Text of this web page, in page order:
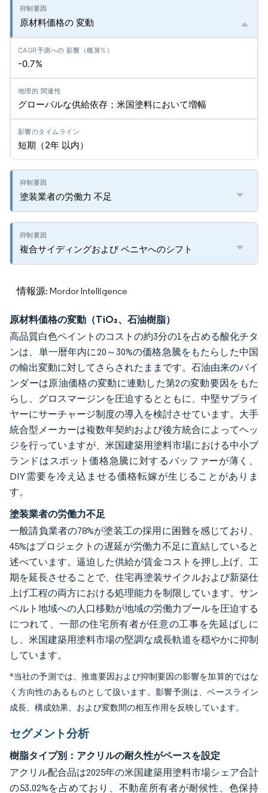
原材料価格の 変動
-0.7%
グローバルな供給依存；米国塗料において増幅
短期（2年 以内）
塗装業者の労働力 不足
複合サイディングおよび ベニヤへのシフト
情報源: Mordor Intelligence
原材料価格の変動（TiO₂、石油樹脂）
高品質白色ペイントのコストの約3分の1を占める酸化チタ
ンは、単一暦年内に20～30%の価格急騰をもたらした中国
の輸出変動に対してさらされたままです。石油由来のバイ
ンダーは原油価格の変動に連動した第2の変動要因をもた
らし、グロスマージンを圧迫するとともに、中堅サプライ
ヤーにサーチャージ制度の導入を検討させています。大手
統合型メーカーは複数年契約および後方統合によってヘッ
ジを行っていますが、米国建築用塗料市場における中小ブ
ランドはスポット価格急騰に対するバッファーが薄く、
DIY需要を冷え込ませる価格転嫁が生じることがありま
す。
塗装業者の労働力不足
一般請負業者の78%が塗装工の採用に困難を感じており、
45%はプロジェクトの遅延が労働力不足に直結していると
述べています。逼迫した供給が賃金コストを押し上げ、工
期を延長させることで、住宅再塗装サイクルおよび新築仕
上げ工程の両方における処理能力を制限しています。サン
ベルト地域への人口移動が地域の労働力プールを圧迫する
につれて、一部の住宅所有者が任意の工事を先延ばしに
し、米国建築用塗料市場の堅調な成長軌道を穏やかに抑制
しています。
*当社の予測では、推進要因および抑制要因の影響を加算的ではな
く方向性のあるものとして扱います。影響予測は、ベースライン
成長、構成効果、および変数間の相互作用を反映しています。
セグメント分析
樹脂タイプ別：アクリルの耐久性がペースを設定
アクリル配合品は2025年の米国建築用塗料市場シェア合計
の53.02%を占めており、不動産所有者が耐候性、色保持